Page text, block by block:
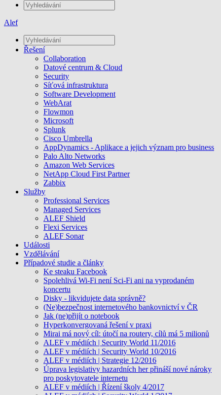
Alef
Řešení
Collaboration
Datové centrum & Cloud
Security
Síťová infrastruktura
Software Development
WebArat
Flowmon
Microsoft
Splunk
Cisco Umbrella
AppDynamics - Aplikace a jejich význam pro business
Palo Alto Networks
Amazon Web Services
NetApp Cloud First Partner
Zabbix
Služby
Professional Services
Managed Services
ALEF Shield
Flexi Services
ALEF Sonar
Události
Vzdělávání
Případové studie a články
Ke steaku Facebook
Spolehlivá Wi-Fi není Sci-Fi ani na vyprodaném
koncertu
Disky - likvidujete data správně?
(Ne)bezpečnost internetového bankovnictví v ČR
Jak (ne)přijít o notebook
Hyperkonvergovaná řešení v praxi
Mirai má nový cíl: útočí na routery, cílů má 5 milionů
ALEF v médiích | Security World 11/2016
ALEF v médiích | Security World 10/2016
ALEF v médiích | Strategie 12/2016
Úprava legislativy hazardních her přináší nové nároky
pro poskytovatele internetu
ALEF v médiích | Řízení školy 4/2017